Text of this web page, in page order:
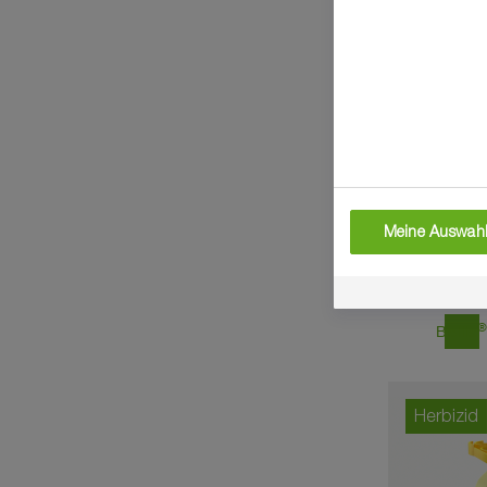
Bellis ®
Herbizid
Meine